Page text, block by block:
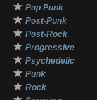
★ Pop Punk
★ Post-Punk
★ Post-Rock
★ Progressive
★ Psychedelic
★ Punk
★ Rock